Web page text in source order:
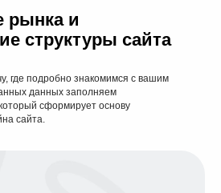
рынка и
структуры сайта
где подробно знакомимся с вашим
данных заполняем
сформирует основу
сайта.